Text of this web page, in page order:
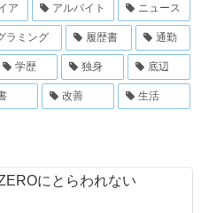
ア アルバイト ニュース
ラミング 履歴書 通勤
学歴 独身 底辺
改善 生活
にとらわれない